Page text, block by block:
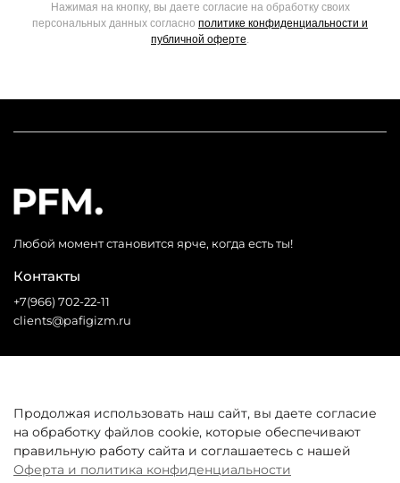
Нажимая на кнопку, вы даете согласие на обработку своих
персональных данных согласно политике конфиденциальности и
публичной оферте.
Любой момент становится ярче, когда есть ты!
Покупателям
Контакты
+7(966) 702-22-11
clients@pafigizm.ru
* Запрещенная сеть
Продолжая использовать наш сайт, вы даете согласие
на обработку файлов cookie, которые обеспечивают
правильную работу сайта и соглашаетесь с нашей
Оферта и политика конфиденциальности